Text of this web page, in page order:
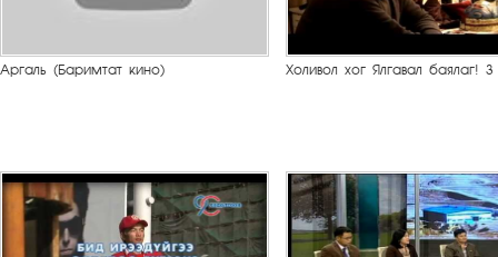
Аргаль (Баримтат кино) Холивол хог Ялгавал баялаг! 3